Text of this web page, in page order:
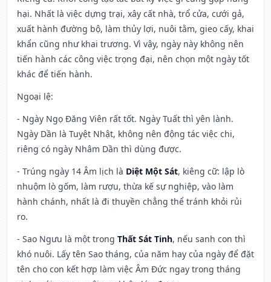
hại. Nhất là việc dựng trại, xây cất nhà, trổ cửa, cưới gả,
xuất hành đường bộ, làm thủy lợi, nuôi tằm, gieo cấy, khai
khẩn cũng như khai trương. Vì vậy, ngày này không nên
tiến hành các công việc trọng đại, nên chọn một ngày tốt
khác để tiến hành.
Ngoại lệ:
- Ngày Ngọ Đăng Viên rất tốt. Ngày Tuất thì yên lành.
Ngày Dần là Tuyệt Nhật, không nên động tác việc chi,
riêng có ngày Nhâm Dần thì dùng được.
- Trúng ngày 14 Âm lịch là Diệt Một Sát, kiêng cữ: lập lò
nhuộm lò gốm, làm rượu, thừa kế sự nghiệp, vào làm
hành chánh, nhất là đi thuyền chẳng thể tránh khỏi rủi
ro.
- Sao Ngưu là một trong Thất Sát Tinh, nếu sanh con thì
khó nuôi. Lấy tên Sao tháng, của năm hay của ngày để đặt
tên cho con kết hợp làm việc Âm Đức ngay trong tháng